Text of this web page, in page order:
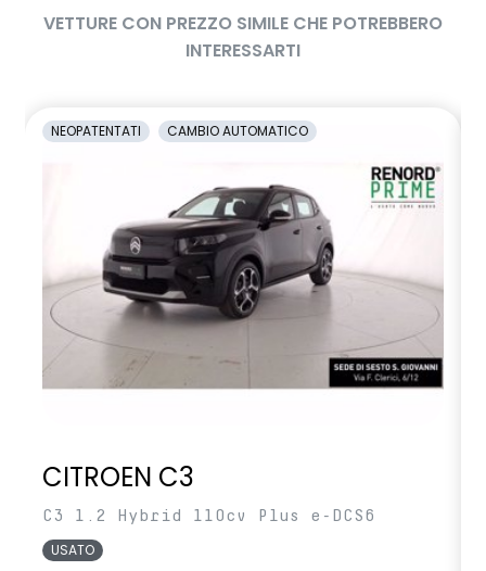
VETTURE CON PREZZO SIMILE CHE POTREBBERO
INTERESSARTI
NEOPATENTATI CAMBIO AUTOMATICO
CITROEN C3
C3 1.2 Hybrid 110cv Plus e-DCS6
USATO